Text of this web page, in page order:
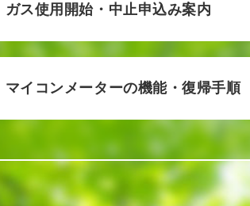
ガス使用開始・中止申込み案内
マイコンメーターの機能・復帰手順